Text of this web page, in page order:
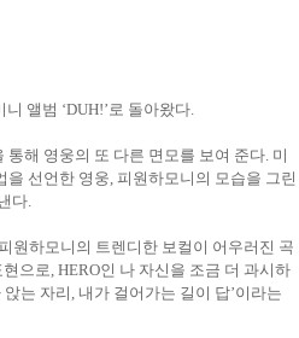
니 앨범 ‘DUH!’로 돌아왔다.
해 영웅의 또 다른 면모를 보여 준다. 미
을 선언한 영웅, 피원하모니의 모습을 그린
다.
원하모니의 트렌디한 보컬이 어우러진 곡
으로, HERO인 나 자신을 조금 더 과시하
앉는 자리 , 내가 걸어가는 길이 답’이라는